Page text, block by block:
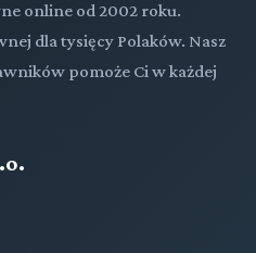
online od 2002 roku.
dla tysięcy Polaków. Nasz
pomoże Ci w każdej